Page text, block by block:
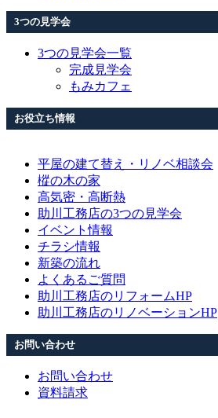
3つの見学会
3つの見学会一覧
完成見学会
もみカフェ
お役立ち情報
平屋の建て替え・リノベ相談会
樅の木の家
高気密・高断熱
助川工務店の3つの見学会
イベント情報
チラシ情報
新築の流れ
よくあるご質問
助川工務店のリフォームHP
助川工務店のリノベーションHP
お問い合わせ
お問い合わせ
資料請求